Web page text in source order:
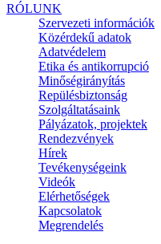
RÓLUNK
Szervezeti információk
Közérdekű adatok
Adatvédelem
Etika és antikorrupció
Minőségirányítás
Repülésbiztonság
Szolgáltatásaink
Pályázatok, projektek
Rendezvények
Hírek
Tevékenységeink
Videók
Elérhetőségek
Kapcsolatok
Megrendelés